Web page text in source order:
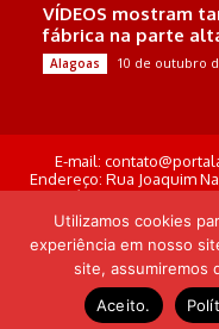
VÍDEOS mostram
fábrica na parte
Alagoas 10 de outubro
E-mail:
Endereço: Rua Joaquim
Maceió, Alagoas .
©
Utilizamos cookies
experiência em nosso
site, assumiremos
Aceito.